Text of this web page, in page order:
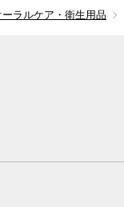
ーラルケア・衛生用品